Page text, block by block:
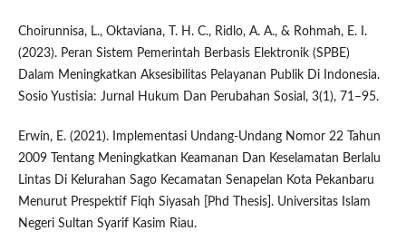
Choirunnisa, L., Oktaviana, T. H. C., Ridlo, A. A., & Rohmah, E. I.
(2023). Peran Sistem Pemerintah Berbasis Elektronik (SPBE)
Dalam Meningkatkan Aksesibilitas Pelayanan Publik Di Indonesia.
Sosio Yustisia: Jurnal Hukum Dan Perubahan Sosial, 3(1), 71–95.
Erwin, E. (2021). Implementasi Undang-Undang Nomor 22 Tahun
2009 Tentang Meningkatkan Keamanan Dan Keselamatan Berlalu
Lintas Di Kelurahan Sago Kecamatan Senapelan Kota Pekanbaru
Menurut Prespektif Fiqh Siyasah [Phd Thesis]. Universitas Islam
Negeri Sultan Syarif Kasim Riau.